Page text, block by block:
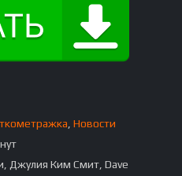
Новости
Джулия Ким Смит, Dave